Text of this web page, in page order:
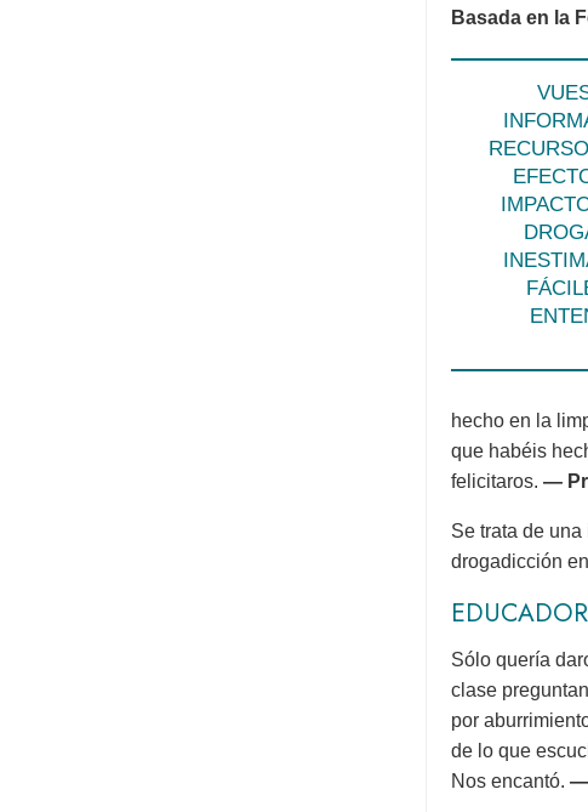
Basada en la
hecho en la
que habéis
felicitaros. —
Se trata de
drogadicción
Sólo quería
clase
por
de lo que
Nos encantó. —